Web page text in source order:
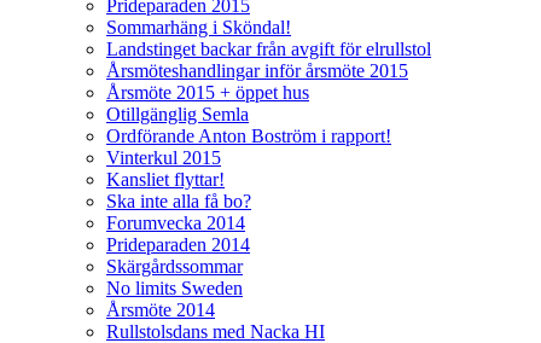
Prideparaden 2015
Sommarhäng i Sköndal!
Landstinget backar från avgift för elrullstol
Årsmöteshandlingar inför årsmöte 2015
Årsmöte 2015 + öppet hus
Otillgänglig Semla
Ordförande Anton Boström i rapport!
Vinterkul 2015
Kansliet flyttar!
Ska inte alla få bo?
Forumvecka 2014
Prideparaden 2014
Skärgårdssommar
No limits Sweden
Årsmöte 2014
Rullstolsdans med Nacka HI